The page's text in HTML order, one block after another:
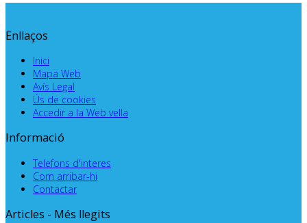
Enllaços
Inici
Mapa Web
Avís Legal
Ús de cookies
Accedir a la Web vella
Informació
Telefons d'interes
Com arribar-hi
Contactar
Articles - Més llegits